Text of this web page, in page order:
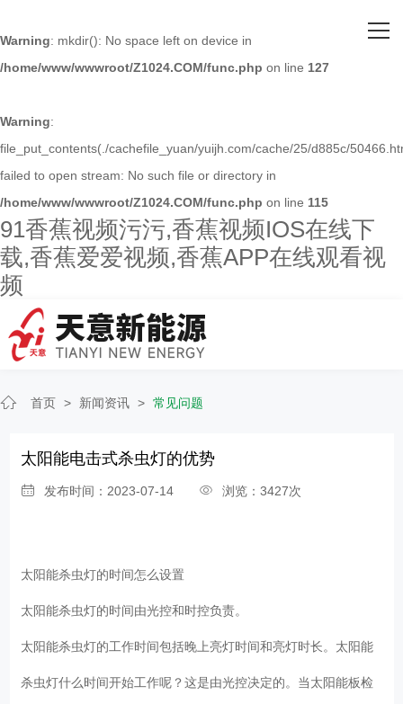
Warning: mkdir(): No space left on device in
/home/www/wwwroot/Z1024.COM/func.php on line 127
Warning:
file_put_contents(./cachefile_yuan/yuijh.com/cache/25/d885c/
failed to open stream: No such file or directory in
/home/www/wwwroot/Z1024.COM/func.php on line 115
91香蕉视频污污,香蕉视频IOS在线下
载,香蕉爱爱视频,香蕉APP在线观看视
频
关于91香蕉视频污污
主营产品
人才招聘
新闻资讯
联系91香蕉视频污污
首页 > 新闻资讯 > 常见问题
太阳能电击式杀虫灯的优势
发布时间：2023-07-14 浏览：3427次
太阳能杀虫灯的时间怎么设置
太阳能杀虫灯的时间由光控和时控负责。
太阳能杀虫灯的工作时间包括晚上亮灯时间和亮灯时长。太阳能
杀虫灯什么时间开始工作呢？这是由光控决定的。当太阳能板检